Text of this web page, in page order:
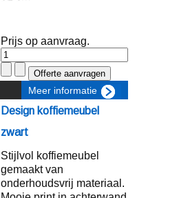
Prijs op aanvraag.
Meer informatie
Design koffiemeubel
zwart
Stijlvol koffiemeubel
gemaakt van
onderhoudsvrij materiaal.